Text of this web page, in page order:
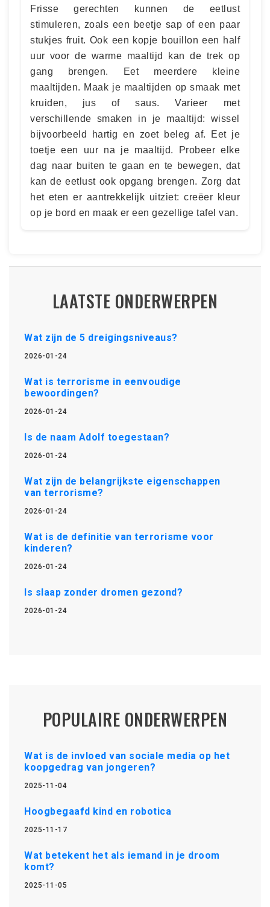
Frisse gerechten kunnen de eetlust
stimuleren, zoals een beetje sap of een paar
stukjes fruit. Ook een kopje bouillon een half
uur voor de warme maaltijd kan de trek op
gang brengen. Eet meerdere kleine
maaltijden. Maak je maaltijden op smaak met
kruiden, jus of saus. Varieer met
verschillende smaken in je maaltijd: wissel
bijvoorbeeld hartig en zoet beleg af. Eet je
toetje een uur na je maaltijd. Probeer elke
dag naar buiten te gaan en te bewegen, dat
kan de eetlust ook opgang brengen. Zorg dat
het eten er aantrekkelijk uitziet: creëer kleur
op je bord en maak er een gezellige tafel van.
LAATSTE ONDERWERPEN
Wat zijn de 5 dreigingsniveaus?
2026-01-24
Wat is terrorisme in eenvoudige
bewoordingen?
2026-01-24
Is de naam Adolf toegestaan?
2026-01-24
Wat zijn de belangrijkste eigenschappen
van terrorisme?
2026-01-24
Wat is de definitie van terrorisme voor
kinderen?
2026-01-24
Is slaap zonder dromen gezond?
2026-01-24
POPULAIRE ONDERWERPEN
Wat is de invloed van sociale media op het
koopgedrag van jongeren?
2025-11-04
Hoogbegaafd kind en robotica
2025-11-17
Wat betekent het als iemand in je droom
komt?
2025-11-05